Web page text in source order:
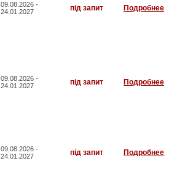
09.08.2026 -
24.01.2027
під запит Подробнее
09.08.2026 -
24.01.2027
під запит Подробнее
09.08.2026 -
24.01.2027
під запит Подробнее